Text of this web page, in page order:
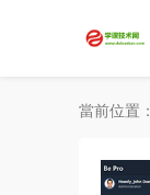
當前位置：